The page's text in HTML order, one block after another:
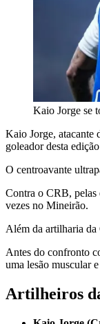
Kaio Jorge se
Kaio Jorge, atacante
goleador desta
O centroavante
Contra o CRB, pelas
vezes no Mineirão.
Além da artilharia da
Antes do confronto
uma lesão muscular
Artilheiros